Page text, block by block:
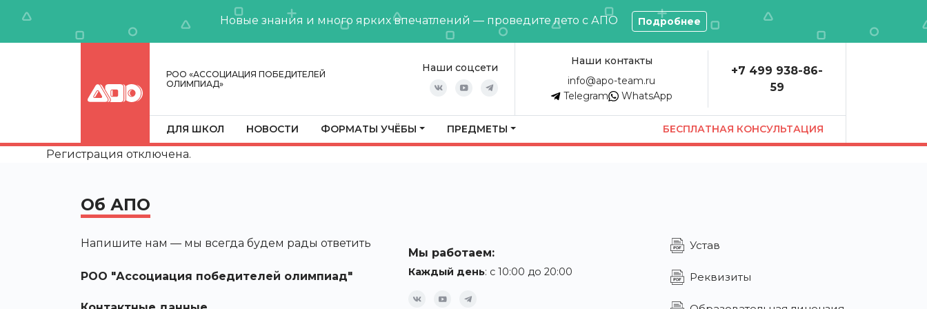
Новые знания и много ярких впечатлений — проведите лето с АПО Подробнее
РОО «АССОЦИАЦИЯ ПОБЕДИТЕЛЕЙ
ОЛИМПИАД»
Наши соцсети
Наши контакты
info@apo-team.ru
Telegram
WhatsApp
+7 499 938-86-
59
ДЛЯ ШКОЛ НОВОСТИ ФОРМАТЫ УЧЁБЫ ПРЕДМЕТЫ БЕСПЛАТНАЯ КОНСУЛЬТАЦИЯ
Регистрация отключена.
Об АПО
Напишите нам — мы всегда будем рады ответить
РОО "Ассоциация победителей олимпиад"
Мы работаем:
Каждый день: с 10:00 до 20:00
Устав
Реквизиты